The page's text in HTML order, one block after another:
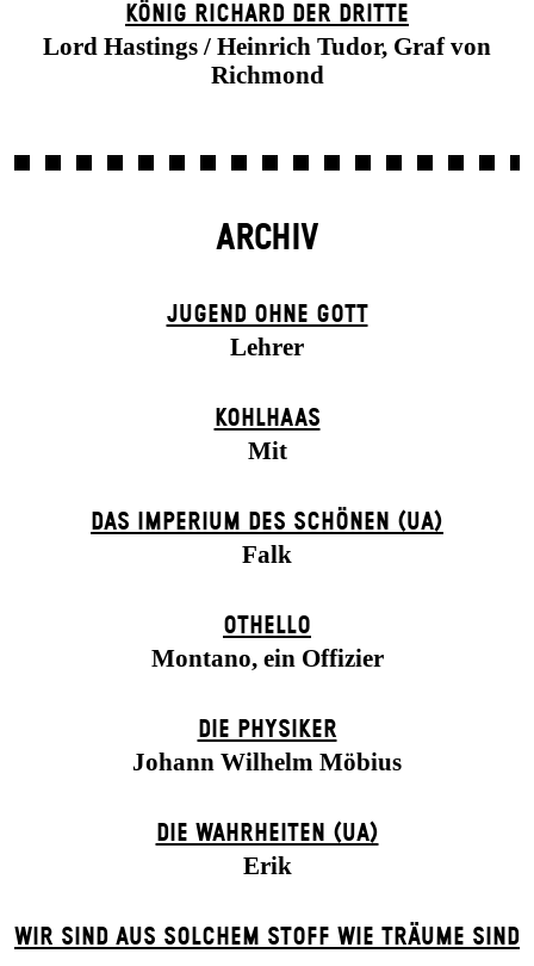
KÖNIG RICHARD DER DRITTE
Lord Hastings / Heinrich Tudor, Graf von
Richmond
ARCHIV
JUGEND OHNE GOTT
Lehrer
KOHLHAAS
Mit
DAS IMPERIUM DES SCHÖNEN (UA)
Falk
OTHELLO
Montano, ein Offizier
DIE PHYSIKER
Johann Wilhelm Möbius
DIE WAHRHEITEN (UA)
Erik
WIR SIND AUS SOLCHEM STOFF WIE TRÄUME SIND